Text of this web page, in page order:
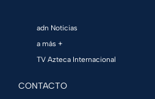
adn Noticias
a más +
TV Azteca Internacional
CONTACTO